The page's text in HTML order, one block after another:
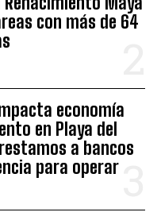
con más de 64
economía
en Playa del
a bancos
para operar